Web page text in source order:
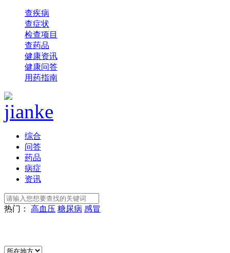
查疾病
查症状
检查项目
查药品
健康资讯
健康问答
用药指南
综合
问答
药品
病症
资讯
热门： 高血压 糖尿病 感冒